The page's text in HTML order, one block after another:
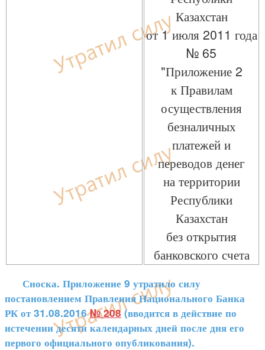
Казахстан
от 1 июля 2011 года
№ 65
"Приложение 2
к Правилам
осуществления
безналичных
платежей и
переводов денег
на территории
Республики
Казахстан
без открытия
банковского счета
Сноска. Приложение 9 утратило силу
постановлением Правления Национального Банка
РК от 31.08.2016№ 208 (вводится в действие по
истечении десяти календарных дней после дня его
первого официального опубликования).